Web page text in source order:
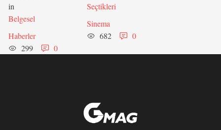
in
Belgesel
Haberler
299
0
Seçtikleri
Sinema
682
0